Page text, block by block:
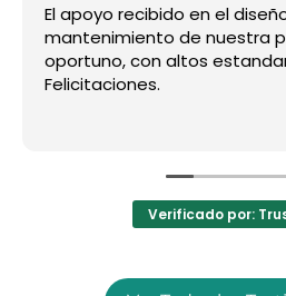
El apoyo recibido en el
mantenimiento de nuestra
oportuno, con altos
Felicitaciones.
Verificado por: